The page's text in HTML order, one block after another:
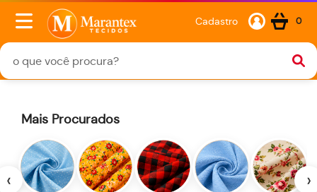
Cadastro 0
‹
Mais Procurados
›